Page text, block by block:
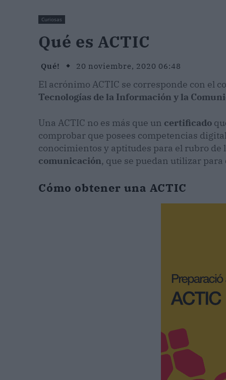
Curiosas
Qué es ACTIC
Qué! 20 noviembre, 2020 06:48
El acrónimo ACTIC se corresponde con el
Tecnologías de la Información y la
Una ACTIC no es más que un certificado
comprobar que posees competencias
conocimientos y aptitudes para el rubro de
comunicación, que se puedan utilizar
Cómo obtener una ACTIC